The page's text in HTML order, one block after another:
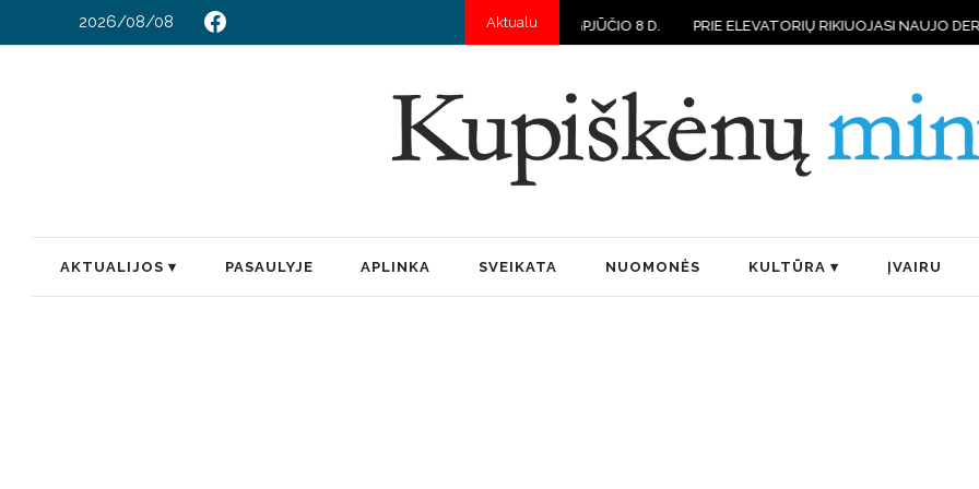
2026/08/08 Aktualu
HOROSKOPAS RUGPJŪČIO 8 D. PRIE ELEVATORIŲ RIKIUOJASI NAUJO DERLIAUS
AKTUALIJOS PASAULYJE APLINKA SVEIKATA NUOMONĖS KULTŪRA ĮVAIRU